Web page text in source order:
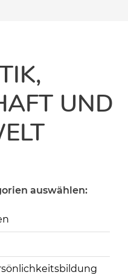
UND
auswählen: